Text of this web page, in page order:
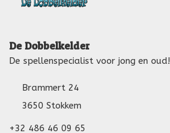
De Dobbelkelder
De spellenspecialist voor jong en oud!
Brammert 24
3650 Stokkem
+32 486 46 09 65